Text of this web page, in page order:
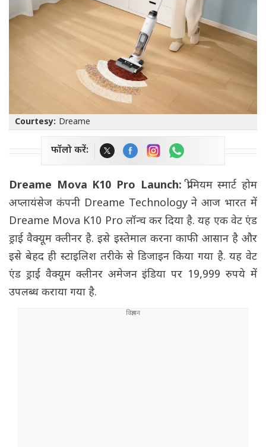
Courtesy: Dreame
फॉलो करें:
Dreame Mova K10 Pro Launch:प्रीमियम स्मार्ट होम
अप्लायंसेज कंपनी Dreame Technology ने आज भारत में
Dreame Mova K10 Pro लॉन्च कर दिया है. यह एक वेट एंड
ड्राई वैक्यूम क्लीनर है. इसे इस्तेमाल करना काफी आसान है और
इसे बेहद ही स्टाइलिश तरीके से डिजाइन किया गया है. यह वेट
एंड ड्राई वैक्यूम क्लीनर अमेजन इंडिया पर 19,999 रुपये में
उपलब्ध कराया गया है.